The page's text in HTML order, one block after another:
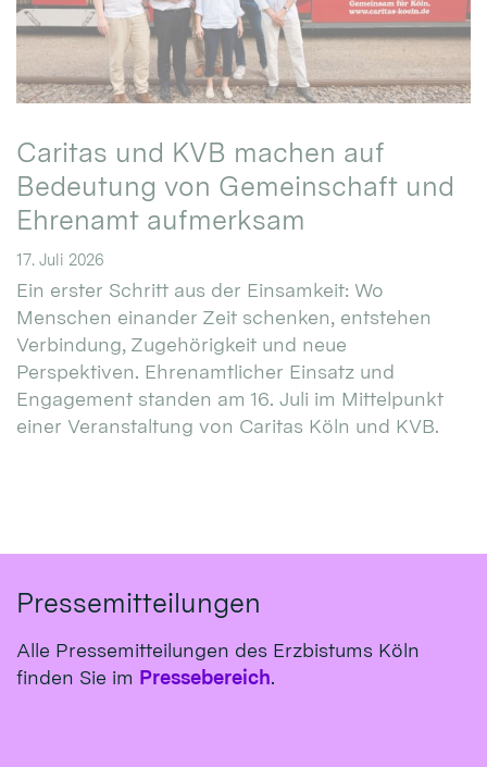
Caritas und KVB machen auf
Bedeutung von Gemeinschaft und
Ehrenamt aufmerksam
17. Juli 2026
Ein erster Schritt aus der Einsamkeit: Wo
Menschen einander Zeit schenken, entstehen
Verbindung, Zugehörigkeit und neue
Perspektiven. Ehrenamtlicher Einsatz und
Engagement standen am 16. Juli im Mittelpunkt
einer Veranstaltung von Caritas Köln und KVB.
Pressemitteilungen
Alle Pressemitteilungen des Erzbistums Köln
finden Sie im Pressebereich.